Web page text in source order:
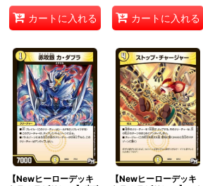
カートに入れる カートに入れる
【Newヒーローデッキ
【Newヒーローデッキ